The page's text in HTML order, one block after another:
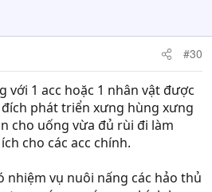
#30
với 1 acc hoặc 1 nhân vật được
phát triển xưng hùng xưng
cho uống vừa đủ rùi đi làm
cho các acc chính.
nhiệm vụ nuôi nấng các hảo thủ